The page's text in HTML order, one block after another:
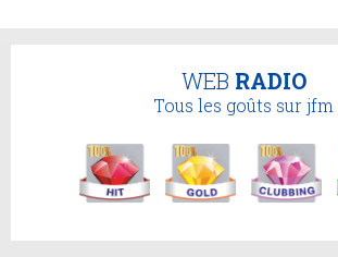
WEB RADIO
Tous les goûts sur jfm